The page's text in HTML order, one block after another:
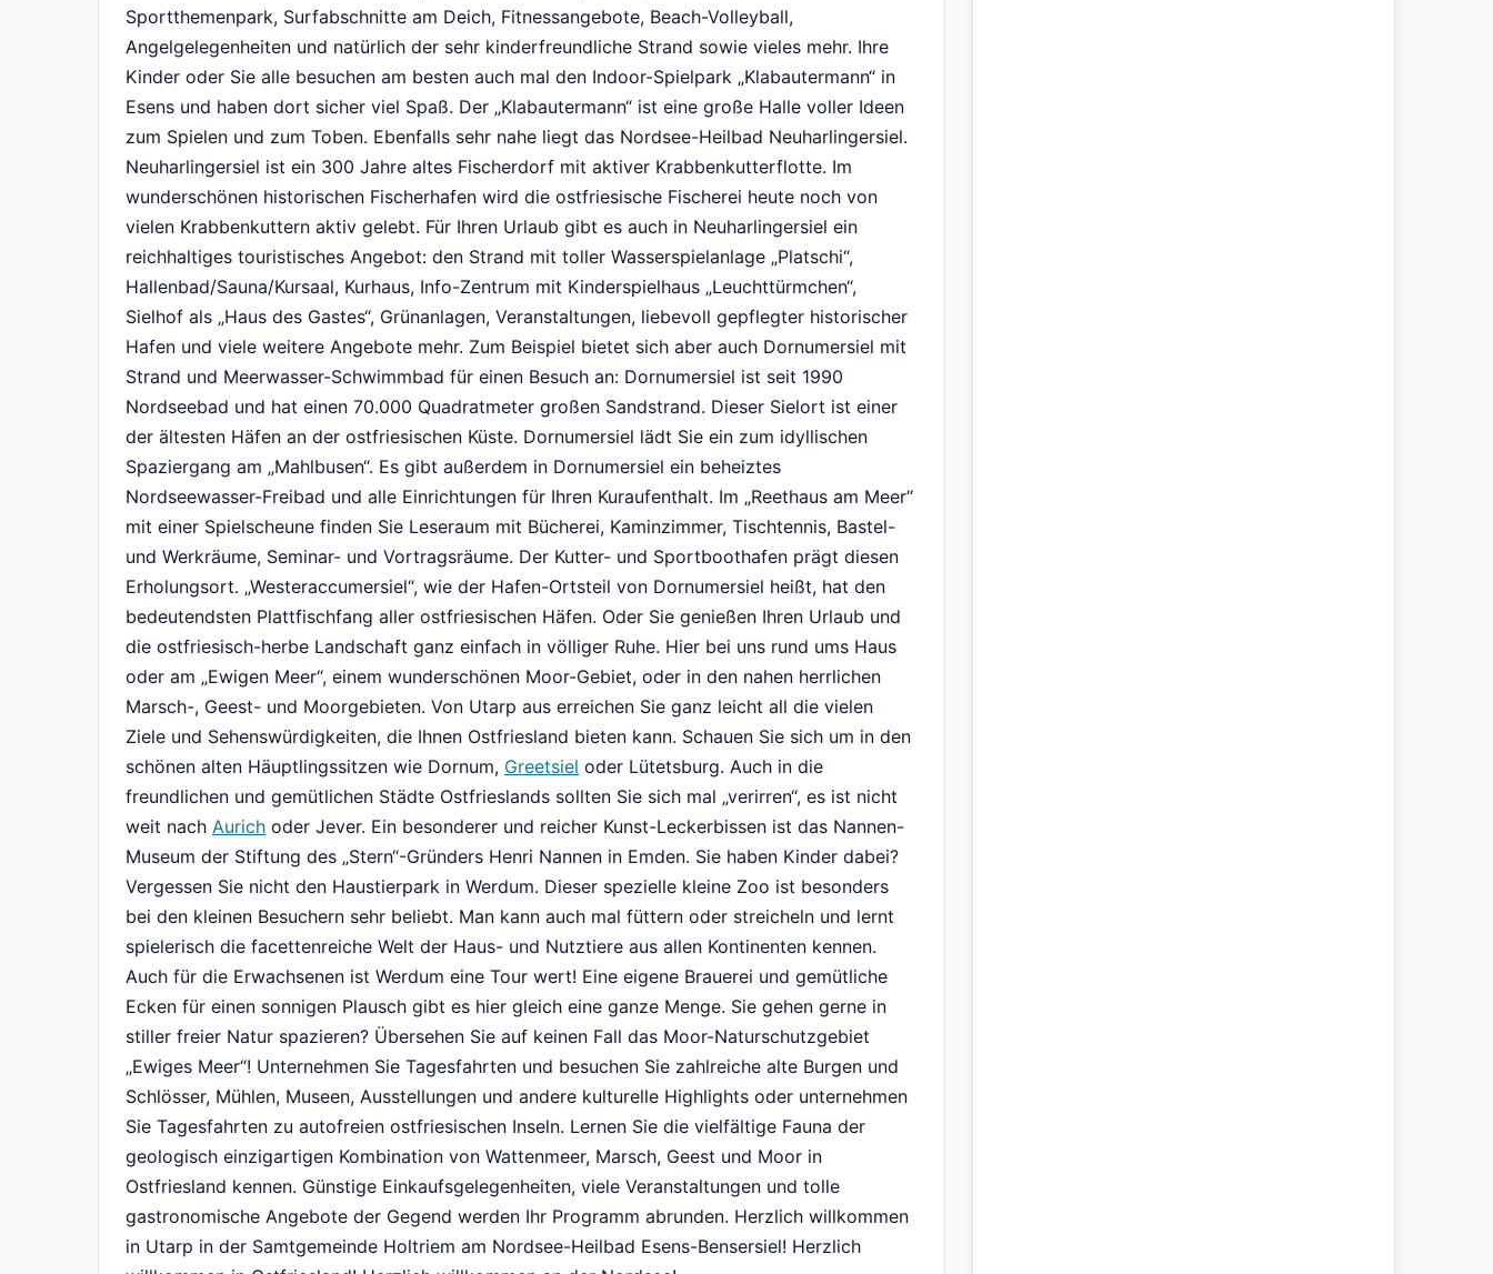
Sportthemenpark, Surfabschnitte am Deich, Fitnessangebote, Beach-Volleyball,
Angelgelegenheiten und natürlich der sehr kinderfreundliche Strand sowie vieles mehr. Ihre
Kinder oder Sie alle besuchen am besten auch mal den Indoor-Spielpark „Klabautermann“ in
Esens und haben dort sicher viel Spaß. Der „Klabautermann“ ist eine große Halle voller Ideen
zum Spielen und zum Toben. Ebenfalls sehr nahe liegt das Nordsee-Heilbad Neuharlingersiel.
Neuharlingersiel ist ein 300 Jahre altes Fischerdorf mit aktiver Krabbenkutterflotte. Im
wunderschönen historischen Fischerhafen wird die ostfriesische Fischerei heute noch von
vielen Krabbenkuttern aktiv gelebt. Für Ihren Urlaub gibt es auch in Neuharlingersiel ein
reichhaltiges touristisches Angebot: den Strand mit toller Wasserspielanlage „Platschi“,
Hallenbad/Sauna/Kursaal, Kurhaus, Info-Zentrum mit Kinderspielhaus „Leuchttürmchen“,
Sielhof als „Haus des Gastes“, Grünanlagen, Veranstaltungen, liebevoll gepflegter historischer
Hafen und viele weitere Angebote mehr. Zum Beispiel bietet sich aber auch Dornumersiel mit
Strand und Meerwasser-Schwimmbad für einen Besuch an: Dornumersiel ist seit 1990
Nordseebad und hat einen 70.000 Quadratmeter großen Sandstrand. Dieser Sielort ist einer
der ältesten Häfen an der ostfriesischen Küste. Dornumersiel lädt Sie ein zum idyllischen
Spaziergang am „Mahlbusen“. Es gibt außerdem in Dornumersiel ein beheiztes
Nordseewasser-Freibad und alle Einrichtungen für Ihren Kuraufenthalt. Im „Reethaus am Meer“
mit einer Spielscheune finden Sie Leseraum mit Bücherei, Kaminzimmer, Tischtennis, Bastel-
und Werkräume, Seminar- und Vortragsräume. Der Kutter- und Sportboothafen prägt diesen
Erholungsort. „Westeraccumersiel“, wie der Hafen-Ortsteil von Dornumersiel heißt, hat den
bedeutendsten Plattfischfang aller ostfriesischen Häfen. Oder Sie genießen Ihren Urlaub und
die ostfriesisch-herbe Landschaft ganz einfach in völliger Ruhe. Hier bei uns rund ums Haus
oder am „Ewigen Meer“, einem wunderschönen Moor-Gebiet, oder in den nahen herrlichen
Marsch-, Geest- und Moorgebieten. Von Utarp aus erreichen Sie ganz leicht all die vielen
Ziele und Sehenswürdigkeiten, die Ihnen Ostfriesland bieten kann. Schauen Sie sich um in den
schönen alten Häuptlingssitzen wie Dornum, Greetsiel oder Lütetsburg. Auch in die
freundlichen und gemütlichen Städte Ostfrieslands sollten Sie sich mal „verirren“, es ist nicht
weit nach Aurich oder Jever. Ein besonderer und reicher Kunst-Leckerbissen ist das Nannen-
Museum der Stiftung des „Stern“-Gründers Henri Nannen in Emden. Sie haben Kinder dabei?
Vergessen Sie nicht den Haustierpark in Werdum. Dieser spezielle kleine Zoo ist besonders
bei den kleinen Besuchern sehr beliebt. Man kann auch mal füttern oder streicheln und lernt
spielerisch die facettenreiche Welt der Haus- und Nutztiere aus allen Kontinenten kennen.
Auch für die Erwachsenen ist Werdum eine Tour wert! Eine eigene Brauerei und gemütliche
Ecken für einen sonnigen Plausch gibt es hier gleich eine ganze Menge. Sie gehen gerne in
stiller freier Natur spazieren? Übersehen Sie auf keinen Fall das Moor-Naturschutzgebiet
„Ewiges Meer“! Unternehmen Sie Tagesfahrten und besuchen Sie zahlreiche alte Burgen und
Schlösser, Mühlen, Museen, Ausstellungen und andere kulturelle Highlights oder unternehmen
Sie Tagesfahrten zu autofreien ostfriesischen Inseln. Lernen Sie die vielfältige Fauna der
geologisch einzigartigen Kombination von Wattenmeer, Marsch, Geest und Moor in
Ostfriesland kennen. Günstige Einkaufsgelegenheiten, viele Veranstaltungen und tolle
gastronomische Angebote der Gegend werden Ihr Programm abrunden. Herzlich willkommen
in Utarp in der Samtgemeinde Holtriem am Nordsee-Heilbad Esens-Bensersiel! Herzlich